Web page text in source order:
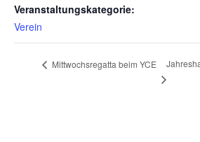
Veranstaltungskategorie:
Verein
Mittwochsregatta beim YCE